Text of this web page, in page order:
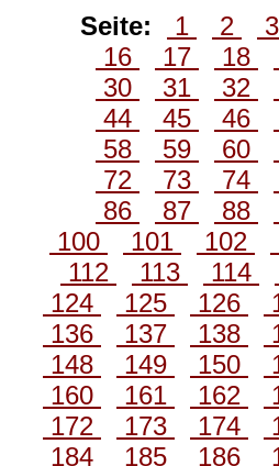
Seite: 1 2
16
17 18
30
31 32
44
45 46
58
59 60
72
73 74
86
87 88
100
101 102
112
113 114
124
125 126
136
137 138
148
149 150
160
161 162
172
173 174
184
185 186